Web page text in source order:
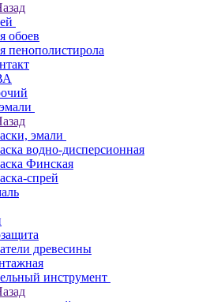
обоев
пенополистирола
эмали
водно-дисперсионная
Финская
спрей
древесины
инструмент